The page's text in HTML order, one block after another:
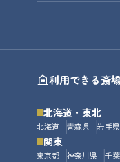
利用できる斎
北海道・東北
北海道 青森県 岩手県
関東
東京都 神奈川県 千